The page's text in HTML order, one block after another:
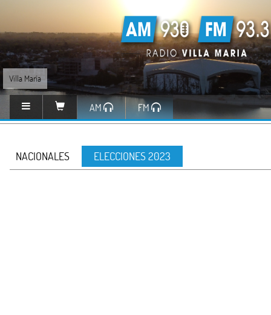
Villa María
AM FM
NACIONALES ELECCIONES 2023